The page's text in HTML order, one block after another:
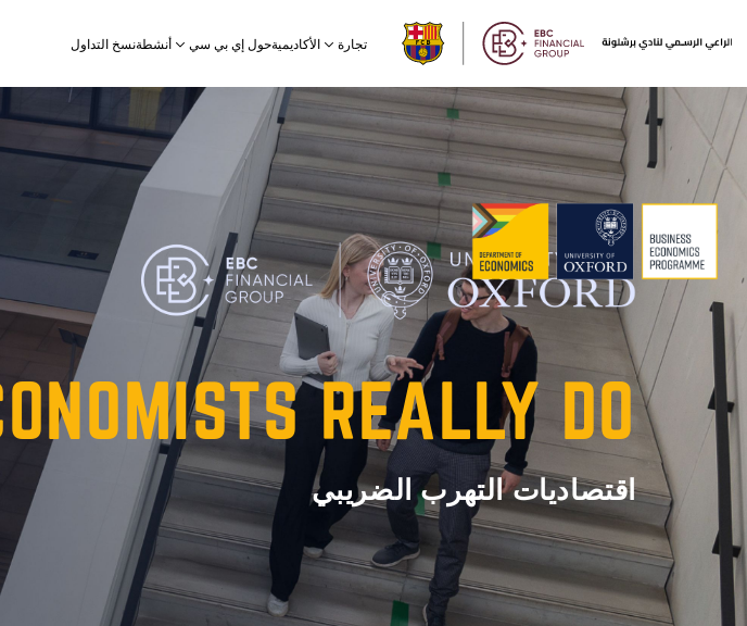
تجارة الأكاديميةحول إي بي سي أنشطةنسخ التداول
REALLY DO
اقتصاديات التهرب الضريبي